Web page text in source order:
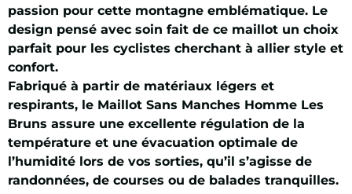
passion pour cette montagne emblématique. Le
design pensé avec soin fait de ce maillot un choix
parfait pour les cyclistes cherchant à allier style et
confort.
Fabriqué à partir de matériaux légers et
respirants, le Maillot Sans Manches Homme Les
Bruns assure une excellente régulation de la
température et une évacuation optimale de
l’humidité lors de vos sorties, qu’il s’agisse de
randonnées, de courses ou de balades tranquilles.